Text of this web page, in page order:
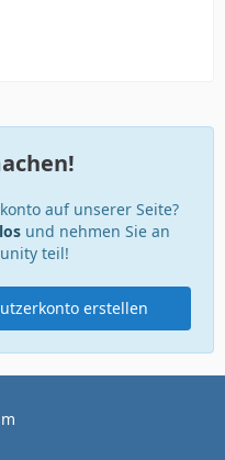
auf unserer Seite?
und nehmen Sie an
teil!
erstellen